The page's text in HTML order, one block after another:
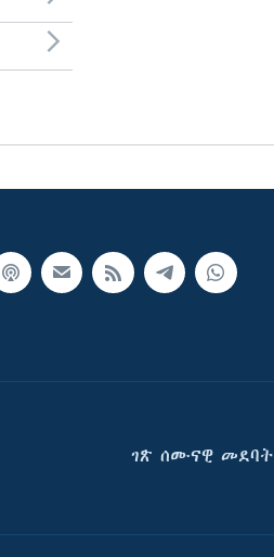
ገጽ ሰሙናዊ መደባት